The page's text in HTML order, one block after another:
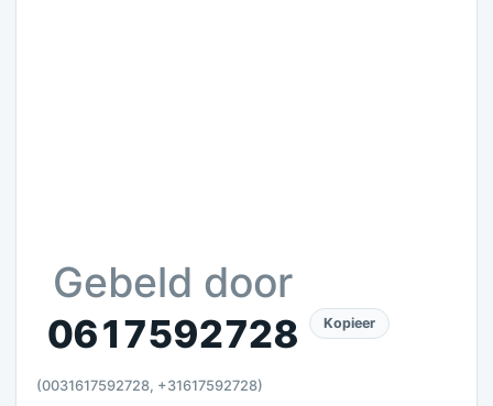
Gebeld door
0617592728
(0031617592728, +31617592728)
Kopieer